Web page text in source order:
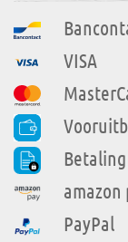
VISA
amazon
PayPal